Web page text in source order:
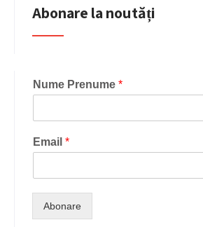
Abonare la noutăți
Nume Prenume *
Email *
Abonare